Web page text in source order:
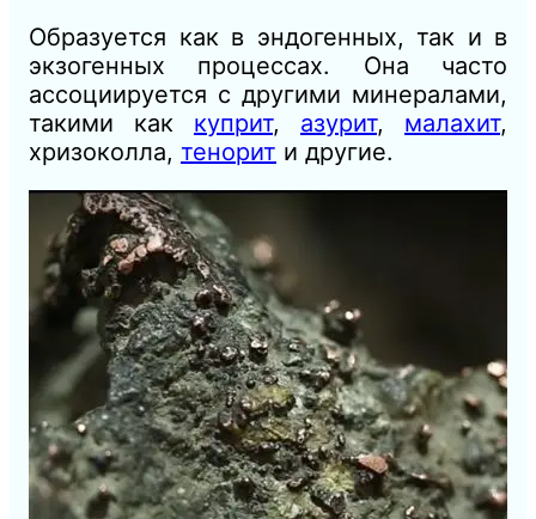
Образуется как в эндогенных, так и в
экзогенных процессах. Она часто
ассоциируется с другими минералами,
такими как куприт, азурит, малахит,
хризоколла, тенорит и другие.